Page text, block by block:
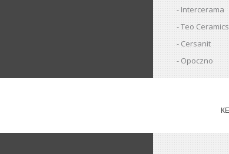
Intercerama
Teo Ceramics
Cersanit
Opoczno